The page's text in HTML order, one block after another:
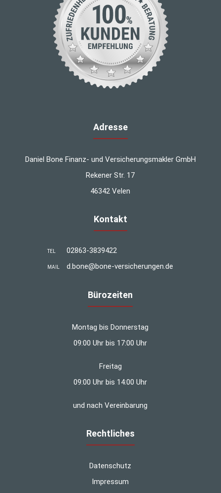
Adresse
Daniel Bone Finanz- und Versicherungsmakler GmbH
Rekener Str. 17
46342 Velen
Kontakt
TEL 02863-3839422
MAIL d.bone@bone-versicherungen.de
Bürozeiten
Montag bis Donnerstag
09:00 Uhr bis 17:00 Uhr
Freitag
09:00 Uhr bis 14:00 Uhr
und nach Vereinbarung
Rechtliches
Datenschutz
Impressum